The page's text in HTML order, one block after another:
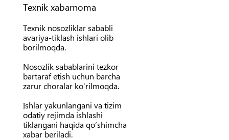
Texnik xabarnoma
Texnik nosozliklar sababli
avariya-tiklash ishlari olib
borilmoqda.
Nosozlik sabablarini tezkor
bartaraf etish uchun barcha
zarur choralar ko‘rilmoqda.
Ishlar yakunlangani va tizim
odatiy rejimda ishlashi
tiklangani haqida qo‘shimcha
xabar beriladi.